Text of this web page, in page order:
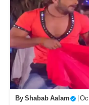
ByShabab Aalam